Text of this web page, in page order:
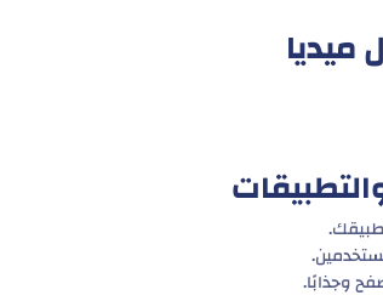
وجذابًا.